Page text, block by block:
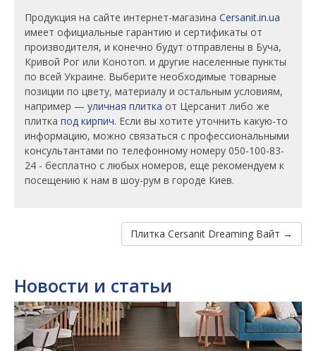
Продукция на сайте интернет-магазина Cersanit.in.ua
имеет официальные гарантию и сертификаты от
производителя, и конечно будут отправлены в Буча,
Кривой Рог или Конотоп. и другие населенные пункты
по всей Украине. Выберите необходимые товарные
позиции по цвету, материалу и остальным условиям,
например — уличная плитка от Церсанит либо же
плитка под кирпич. Если вы хотите уточнить какую-то
информацию, можно связаться с профессиональными
консультантами по телефонному номеру 050-100-83-
24 - бесплатно с любых номеров, еще рекомендуем к
посещению к нам в шоу-рум в городе Киев.
Плитка Cersanit Dreaming Вайт →
Новости и статьи